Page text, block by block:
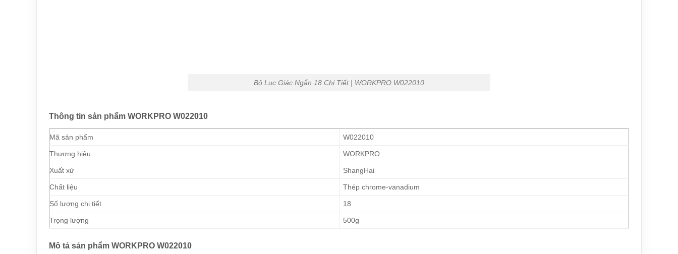
Bộ Lục Giác Ngắn 18 Chi Tiết | WORKPRO W022010
Thông tin sản phẩm WORKPRO W022010
Mã sản phẩm W022010
Thương hiệu WORKPRO
Xuất xứ ShangHai
Chất liệu Thép chrome-vanadium
Số lượng chi tiết 18
Trọng lượng 500g
Mô tả sản phẩm WORKPRO W022010